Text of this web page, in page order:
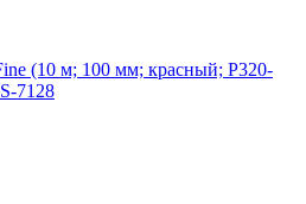
(10 м; 100 мм; красный; Р320-
7128